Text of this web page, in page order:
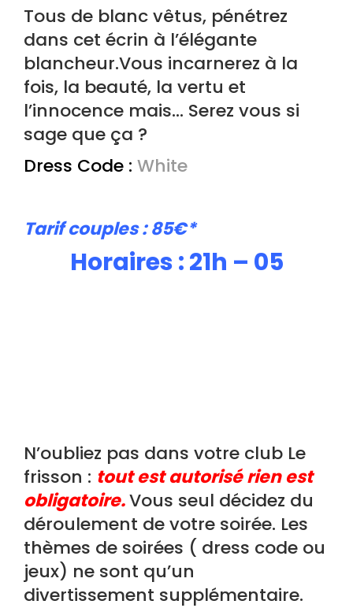
Tous de blanc vêtus, pénétrez
dans cet écrin à l’élégante
blancheur.Vous incarnerez à la
fois, la beauté, la vertu et
l’innocence mais… Serez vous si
sage que ça ?
Dress Code : White
Tarif couples : 85€*
Horaires : 21h – 05
N’oubliez pas dans votre club Le
frisson : tout est autorisé rien est
obligatoire.Vous seul décidez du
déroulement de votre soirée. Les
thèmes de soirées ( dress code ou
jeux) ne sont qu’un
divertissement supplémentaire.